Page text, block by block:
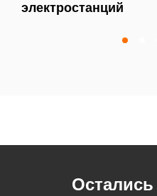
электростанций